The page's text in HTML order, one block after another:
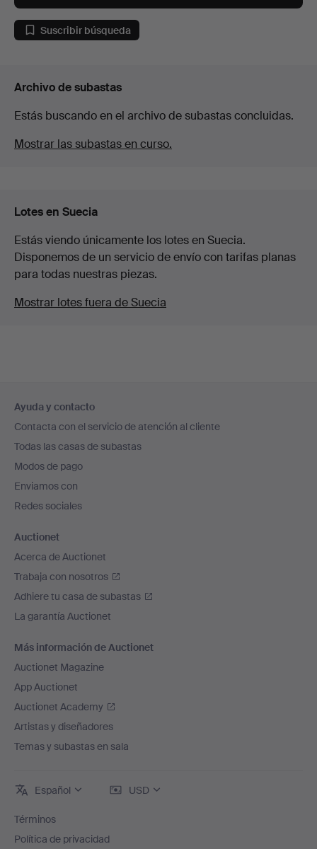
Suscribir búsqueda
Archivo de subastas
Estás buscando en el archivo de subastas concluidas.
Mostrar las subastas en curso.
Lotes en Suecia
Estás viendo únicamente los lotes en Suecia.
Disponemos de un servicio de envío con tarifas planas
para todas nuestras piezas.
Mostrar lotes fuera de Suecia
en
el
pie
de
página
Ayuda y contacto
Contacta con el servicio de atención al cliente
Todas las casas de subastas
Modos de pago
Enviamos con
Redes sociales
Auctionet
Acerca de Auctionet
Trabaja con nosotros
Adhiere tu casa de subastas
La garantía Auctionet
Más información de Auctionet
Auctionet Magazine
App Auctionet
Auctionet Academy
Artistas y diseñadores
Temas y subastas en sala
Español USD
Términos
Política de privacidad